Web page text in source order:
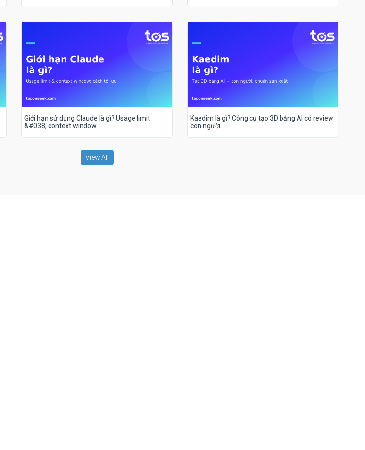
Giới hạn sử dụng Claude là gì? Usage limit
&#038; context window
Kaedim là gì? Công cụ tạo 3D bằng AI có review
con người
View All